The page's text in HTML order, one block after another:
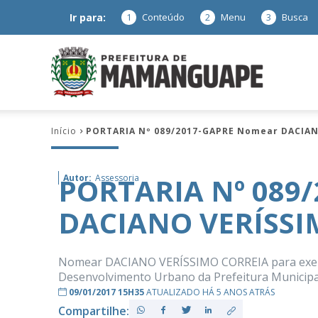
Ir para: 1 Conteúdo 2 Menu 3 Busca
Mamanguape
–
Início PORTARIA Nº 089/2017-GAPRE Nomear
Autor: Assessoria
PORTARIA Nº
DACIANO
Nomear DACIANO VERÍSSIMO CORREIA para
Desenvolvimento Urbano da Prefeitura
09/01/2017 15H35ATUALIZADO HÁ 5 ANOS ATRÁS
Compartilhe: